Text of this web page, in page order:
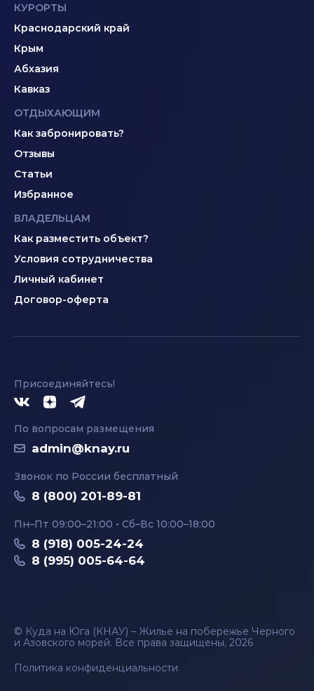
КУРОРТЫ
Краснодарский край
Крым
Абхазия
Кавказ
ОТДЫХАЮЩИМ
Как забронировать?
Отзывы
Статьи
Избранное
ВЛАДЕЛЬЦАМ
Как разместить объект?
Условия сотрудничества
Личный кабинет
Договор-оферта
Присоединяйтесь!
По вопросам размещения
admin@knay.ru
Звонок по России бесплатный
8 (800) 201-89-81
Пн–Пт 09:00–21:00 • Сб–Вс 10:00–18:00
8 (918) 005-24-24
8 (995) 005-64-64
© Куда на Юга (КНАУ) – Жилье на побережье Черного
и Азовского морей. Все права защищены, 2026
Политика конфиденциальности